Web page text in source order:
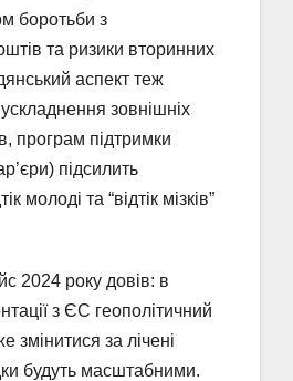
боротьби з
та ризики вторинних
аспект теж
зовнішніх
програм підтримки
підсилить
молоді та “відтік мізків”
2024 року довів: в
з ЄС геополітичний
змінитися за лічені
будуть масштабними.